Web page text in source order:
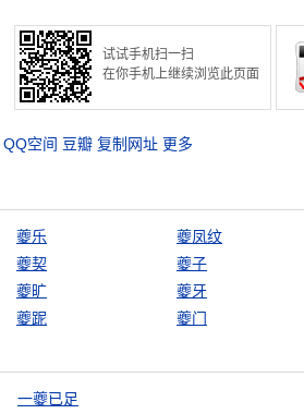
试试手机扫一扫
在你手机上继续浏览此页面
QQ空间 豆瓣 复制网址 更多
夔乐
夔凤纹
夔契
夔子
夔旷
夔牙
夔跜 夔门
一夔已足